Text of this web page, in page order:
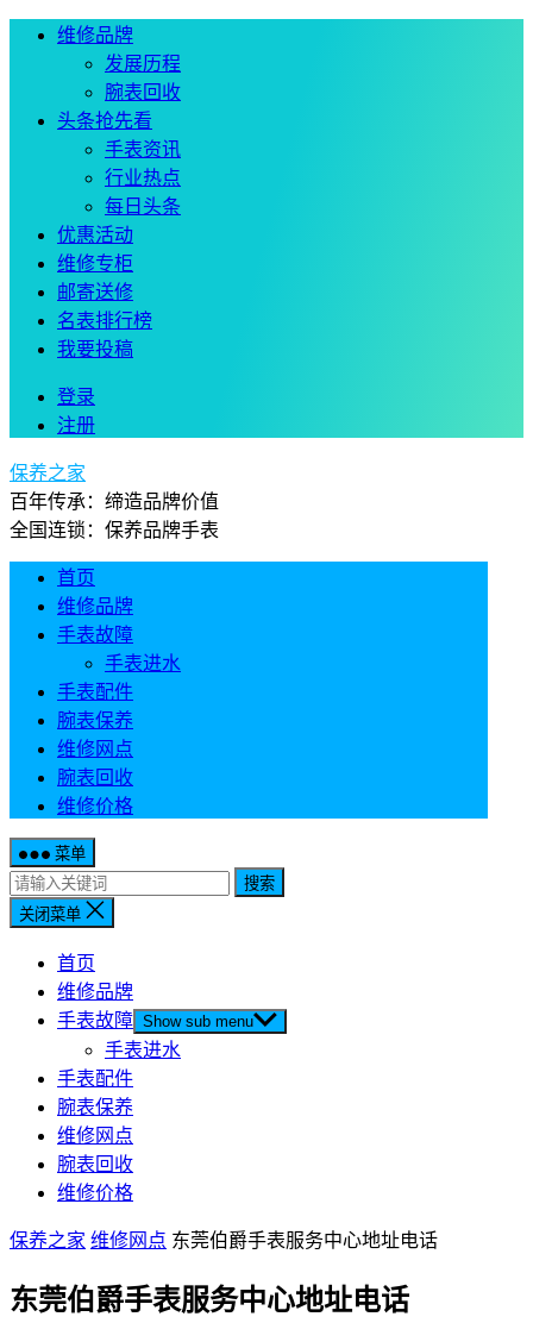
维修品牌
发展历程
腕表回收
头条抢先看
手表资讯
行业热点
每日头条
优惠活动
维修专柜
邮寄送修
名表排行榜
我要投稿
登录
注册
保养之家
百年传承：缔造品牌价值
全国连锁：保养品牌手表
首页
维修品牌
手表故障
手表进水
手表配件
腕表保养
维修网点
腕表回收
维修价格
菜单
搜索
关闭菜单
首页
维修品牌
手表故障 Show sub menu
手表进水
手表配件
腕表保养
维修网点
腕表回收
维修价格
保养之家 维修网点 东莞伯爵手表服务中心地址电话
东莞伯爵手表服务中心地址电话